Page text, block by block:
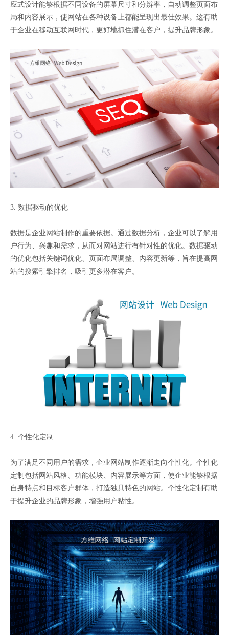
应式设计能够根据不同设备的屏幕尺寸和分辨率，自动调整页面布
局和内容展示，使网站在各种设备上都能呈现出最佳效果。这有助
于企业在移动互联网时代，更好地抓住潜在客户，提升品牌形象。
3. 数据驱动的优化
数据是企业网站制作的重要依据。通过数据分析，企业可以了解用
户行为、兴趣和需求，从而对网站进行有针对性的优化。数据驱动
的优化包括关键词优化、页面布局调整、内容更新等，旨在提高网
站的搜索引擎排名，吸引更多潜在客户。
4. 个性化定制
为了满足不同用户的需求，企业网站制作逐渐走向个性化。个性化
定制包括网站风格、功能模块、内容展示等方面，使企业能够根据
自身特点和目标客户群体，打造独具特色的网站。个性化定制有助
于提升企业的品牌形象，增强用户粘性。